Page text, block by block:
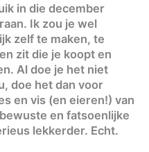
in die december
Ik zou je wel
zelf te maken, te
zit die je koopt en
Al doe je het niet
doe het dan voor
en vis (en eieren!) van
en fatsoenlijke
lekkerder. Echt.